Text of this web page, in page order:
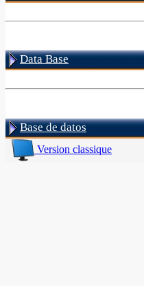
Data Base
Base de datos
Version classique